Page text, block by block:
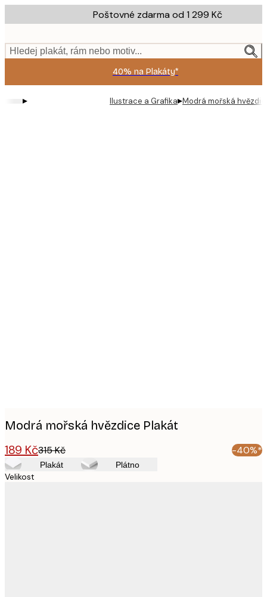
to
content.
Poštovné zdarma od 1 299 Kč
Hledej plakát, rám nebo motiv...
40% na Plakáty*
▸ Ilustrace a Grafika▸Modrá mořská
Modrá mořská hvězdice Plakát
189 Kč315 Kč -40%*
Plakát Plátno
Velikost